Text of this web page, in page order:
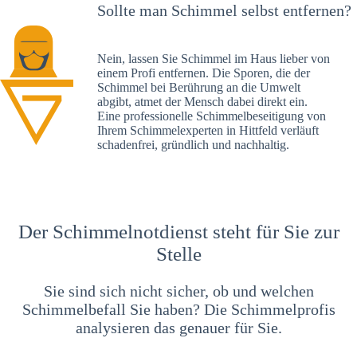
Sollte man Schimmel selbst entfernen?
Nein, lassen Sie Schimmel im Haus lieber von
einem Profi entfernen. Die Sporen, die der
Schimmel bei Berührung an die Umwelt
abgibt, atmet der Mensch dabei direkt ein.
Eine professionelle Schimmelbeseitigung von
Ihrem Schimmelexperten in Hittfeld verläuft
schadenfrei, gründlich und nachhaltig.
Der Schimmelnotdienst steht für Sie zur
Stelle
Sie sind sich nicht sicher, ob und welchen
Schimmelbefall Sie haben? Die Schimmelprofis
analysieren das genauer für Sie.